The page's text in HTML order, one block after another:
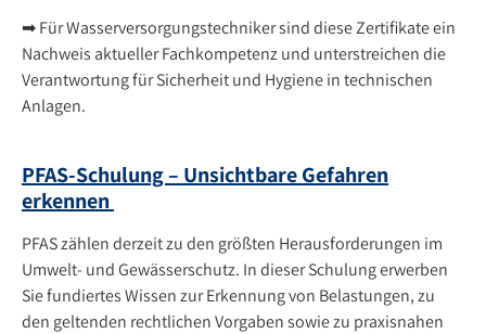
➡ Für Wasserversorgungstechniker sind diese Zertifikate ein
Nachweis aktueller Fachkompetenz und unterstreichen die
Verantwortung für Sicherheit und Hygiene in technischen
Anlagen.
PFAS-Schulung – Unsichtbare Gefahren
erkennen
PFAS zählen derzeit zu den größten Herausforderungen im
Umwelt- und Gewässerschutz. In dieser Schulung erwerben
Sie fundiertes Wissen zur Erkennung von Belastungen, zu
den geltenden rechtlichen Vorgaben sowie zu praxisnahen